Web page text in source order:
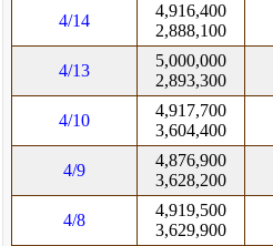
4/14
4,916,400
2,888,100
4/13
5,000,000
2,893,300
4/10
4,917,700
3,604,400
4/9
4,876,900
3,628,200
4/8
4,919,500
3,629,900